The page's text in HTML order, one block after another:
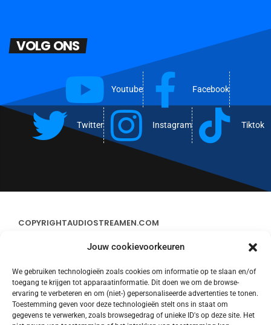
Jouw cookievoorkeuren
We gebruiken technologieën zoals cookies om informatie op te slaan en/of
toegang te krijgen tot apparaatinformatie. Dit doen we om de browse-
ervaring te verbeteren en om (niet-) gepersonaliseerde advertenties te tonen.
Toestemming geven voor deze technologieën stelt ons in staat om
gegevens te verwerken, zoals browsegedrag of unieke ID's op deze site. Het
VOLG ONS
Youtube Facebook
Twitter Instagram Tiktok
COPYRIGHTAUDIOSTREAMEN.COM
CONTACT
STREAMS